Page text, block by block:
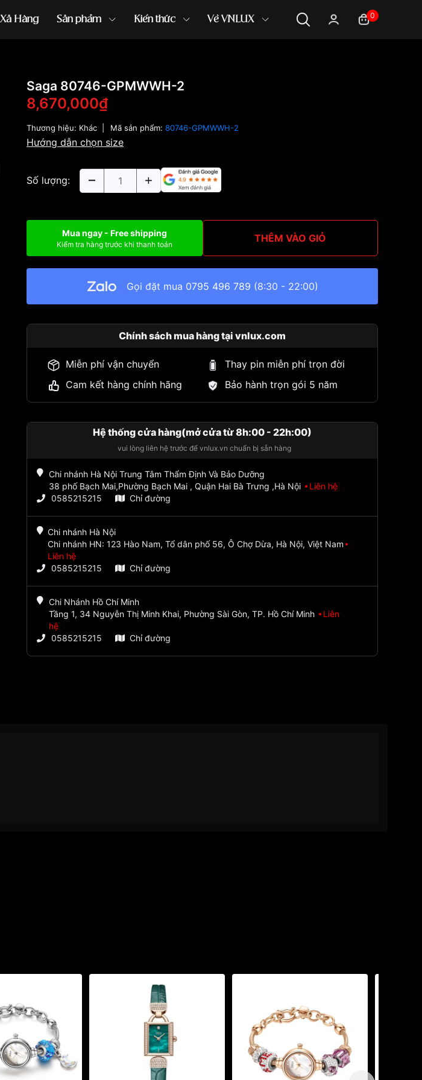
Xả Hàng Sản phẩm Kiến thức Về VNLUX 0
Saga 80746-GPMWWH-2
8,670,000₫
Thương hiệu: Khác Mã sản phẩm: 80746-GPMWWH-2
Hướng dẫn chọn size
Số lượng:
Mua ngay - Free shipping
Kiểm tra hàng trước khi thanh toán THÊM VÀO GIỎ
Gọi đặt mua 0795 496 789 (8:30 - 22:00)
Chính sách mua hàng tại vnlux.com
Miễn phí vận chuyển
Thay pin miễn phí trọn đời
Cam kết hàng chính hãng
Bảo hành trọn gói 5 năm
Hệ thống cửa hàng(mở cửa từ 8h:00 - 22h:00)
vui lòng liên hệ trước để vnlux.vn chuẩn bị sẵn hàng
Chi nhánh Hà Nội Trung Tâm Thẩm Định Và Bảo Dưỡng
38 phố Bạch Mai,Phường Bạch Mai , Quận Hai Bà Trưng ,Hà Nội
Liên hệ
0585215215
Chỉ đường
Chi nhánh Hà Nội
Chi nhánh HN: 123 Hào Nam, Tổ dân phố 56, Ô Chợ Dừa, Hà Nội, Việt Nam
Liên hệ
0585215215
Chỉ đường
Chi Nhánh Hồ Chí Minh
Tầng 1, 34 Nguyễn Thị Minh Khai, Phường Sài Gòn, TP. Hồ Chí Minh
Liên
hệ
0585215215
Chỉ đường